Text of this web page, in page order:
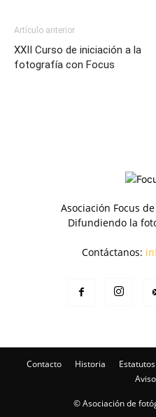
Artículo anterior
XXII Curso de iniciación a la
fotografía con Focus
Asociación Focus
Difundiendo la
Contáctanos:
Contacto Historia
© Asociación de